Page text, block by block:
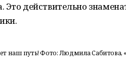
Это действительно
наш путь! Фото: Людмила Сабитова,